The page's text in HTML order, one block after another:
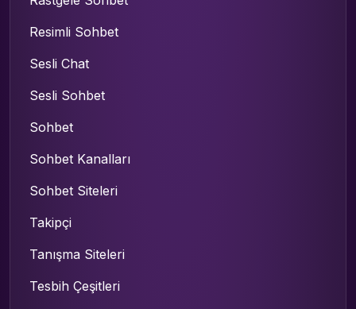
Resimli Sohbet
Sesli Chat
Sesli Sohbet
Sohbet
Sohbet Kanalları
Sohbet Siteleri
Takipçi
Tanışma Siteleri
Tesbih Çeşitleri